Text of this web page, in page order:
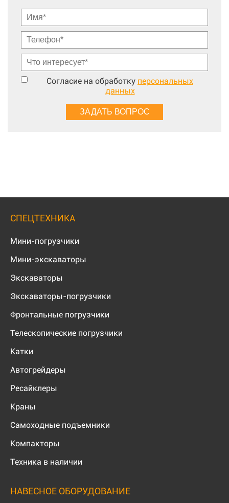
Согласие на обработку персональных
данных
СПЕЦТЕХНИКА
Мини-погрузчики
Мини-экскаваторы
Экскаваторы
Экскаваторы-погрузчики
Фронтальные погрузчики
Телескопические погрузчики
Катки
Автогрейдеры
Ресайклеры
Краны
Самоходные подъемники
Компакторы
Техника в наличии
НАВЕСНОЕ ОБОРУДОВАНИЕ